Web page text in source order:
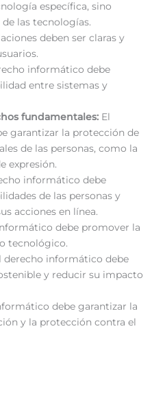
específica, sino
las tecnologías.
deben ser claras y
informático debe
entre sistemas y
fundamentales:El
garantizar la protección de
de las personas, como la
expresión.
informático debe
de las personas y
acciones en línea.
debe promover la
tecnológico.
derecho informático debe
y reducir su impacto
debe garantizar la
y la protección contra el